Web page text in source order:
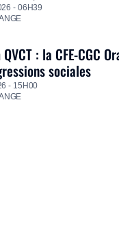
- 06H39
: la CFE-CGC
sociales
- 15H00